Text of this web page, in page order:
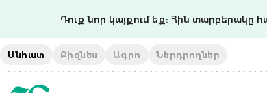
Դուք նոր կայքում եք: Հին տարբերակը
Անհատ Բիզնես Ագրո Ներդրողներ